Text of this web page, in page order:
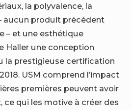
la polyvalence, la
aucun produit précédent
– et une esthétique
Haller une conception
la prestigieuse certification
USM comprend l’impact
premières peuvent avoir
ce qui les motive à créer des